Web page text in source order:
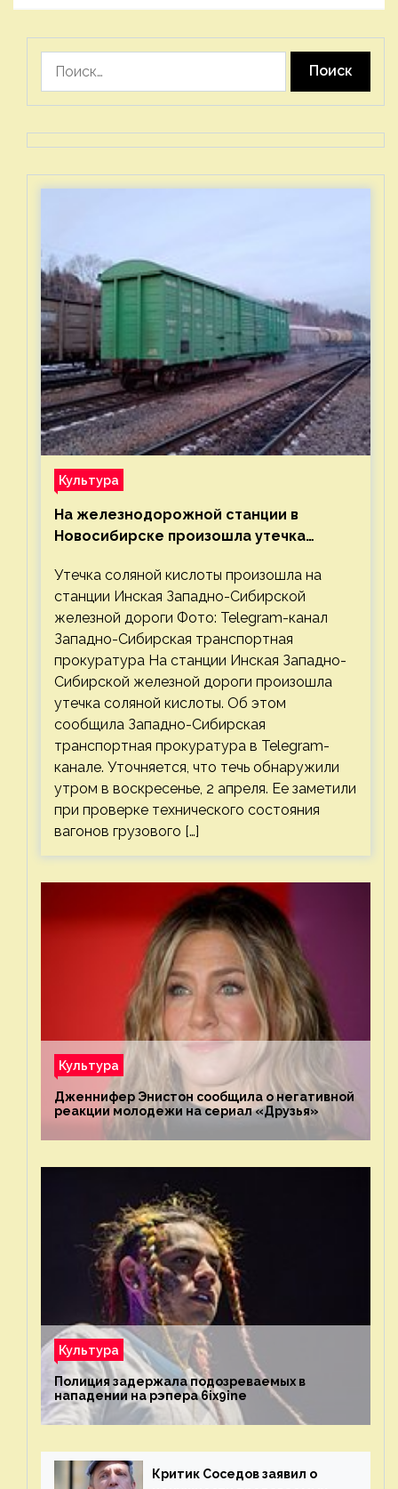
Культура
На железнодорожной станции в
Новосибирске произошла утечка
Утечка соляной кислоты произошла на
станции Инская Западно-Сибирской
железной дороги Фото: Telegram-канал
Западно-Сибирская транспортная
прокуратура На станции Инская Западно-
Сибирской железной дороги произошла
утечка соляной кислоты. Об этом
сообщила Западно-Сибирская
транспортная прокуратура в Telegram-
канале. Уточняется, что течь обнаружили
утром в воскресенье, 2 апреля. Ее заметили
при проверке технического состояния
вагонов грузового […]
Культура
Дженнифер Энистон сообщила о негативной
реакции молодежи на сериал «Друзья»
Культура
Полиция задержала подозреваемых в
нападении на рэпера 6ix9ine
Критик Соседов заявил о